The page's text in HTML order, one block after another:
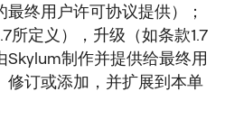
终用户许可协议提供）；
所定义），升级（如条款1.7
Skylum制作并提供给最终用
修订或添加，并扩展到本单